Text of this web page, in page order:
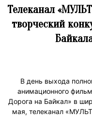
Телеканал
творческий
В день выхода
анимационного
Дорога на Байкал» в
мая, телеканал